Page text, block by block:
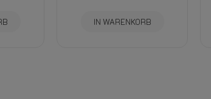
IN WARENKORB